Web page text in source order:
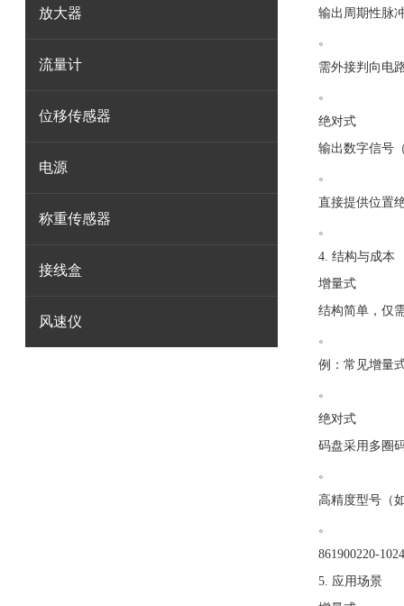
放大器
流量计
位移传感器
电源
称重传感器
接线盒
风速仪
输出周期性脉
。
需外接判向电
。
绝对式
输出数字信号
。
直接提供位置
。
4. 结构与成本
增量式
结构简单，仅
。
例：常见增量
。
绝对式
码盘采用多圈
。
高精度型号（
。
861900220-
5. 应用场景